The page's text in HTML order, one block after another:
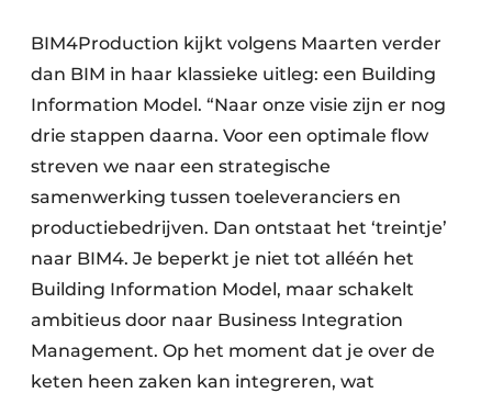
BIM4Production kijkt volgens Maarten verder
dan BIM in haar klassieke uitleg: een Building
Information Model. “Naar onze visie zijn er nog
drie stappen daarna. Voor een optimale flow
streven we naar een strategische
samenwerking tussen toeleveranciers en
productiebedrijven. Dan ontstaat het ‘treintje’
naar BIM4. Je beperkt je niet tot alléén het
Building Information Model, maar schakelt
ambitieus door naar Business Integration
Management. Op het moment dat je over de
keten heen zaken kan integreren, wat